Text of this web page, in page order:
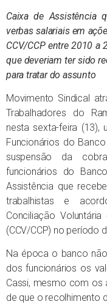
Caixa de Assistência
verbas salariais em
CCV/CCP entre 2010 a
que deveriam ter sido
para tratar do assunto
Movimento Sindical
Trabalhadores do
nesta sexta-feira (13),
Funcionários do
suspensão da
funcionários do
Assistência que
trabalhistas e
Conciliação
(CCV/CCP) no período
Na época o banco
dos funcionários os
Cassi, mesmo com os
de que o recolhimento